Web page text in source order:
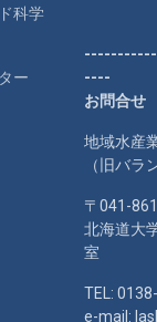
科学
ー
----
お問合せ
地域水産
（旧バラ
〒041-
北海道大
室
TEL:
e-mail: